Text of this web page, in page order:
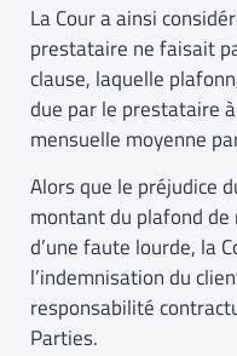
La Cour a ainsi
prestataire ne faisait
clause, laquelle
due par le prestataire
mensuelle moyenne
Alors que le préjudice
montant du plafond
d’une faute lourde, la
l’indemnisation du
responsabilité
Parties.